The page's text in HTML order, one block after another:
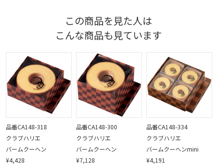
この商品を見た人は
こんな商品も見ています
品番CA148-318
クラブハリエ
バームクーヘン
¥4,428
品番CA148-300
クラブハリエ
バームクーヘン
¥7,128
品番CA148-334
クラブハリエ
バームクーヘンmini
¥4,191